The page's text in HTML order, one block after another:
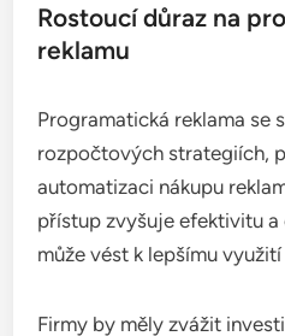
Rostoucí důraz na
reklamu
Programatická reklama se
rozpočtových strategiích,
automatizaci nákupu
přístup zvyšuje efektivitu a
může vést k lepšímu
Firmy by měly zvážit